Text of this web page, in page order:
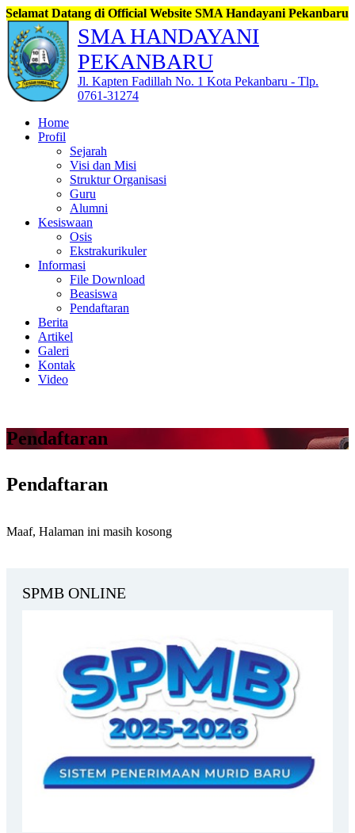
di Official Website SMA Handayani Pekanbaru, Jl.
SMA HANDAYANI
PEKANBARU
Jl. Kapten Fadillah No. 1 Kota Pekanbaru - Tlp.
0761-31274
Home
Profil
Sejarah
Visi dan Misi
Struktur Organisasi
Guru
Alumni
Kesiswaan
Osis
Ekstrakurikuler
Informasi
File Download
Beasiswa
Pendaftaran
Berita
Artikel
Galeri
Kontak
Video
Pendaftaran
Pendaftaran
Maaf, Halaman ini masih kosong
SPMB ONLINE